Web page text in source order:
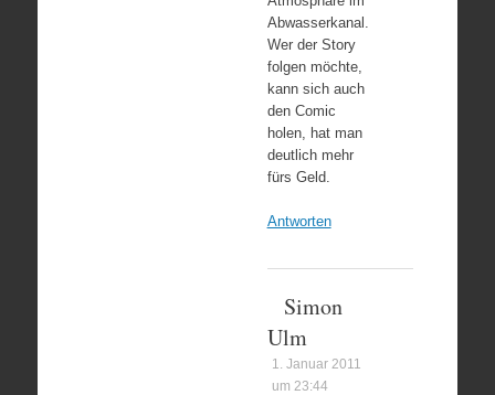
Abwasserkanal.
Wer der Story
folgen möchte,
kann sich auch
den Comic
holen, hat man
deutlich mehr
fürs Geld.
Antworten
Simon
Ulm
1. Januar 2011
um 23:44